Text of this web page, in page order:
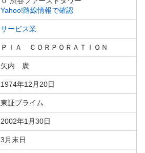
Yahoo!路線情報で確認
サービス業
ＰＩＡ ＣＯＲＰＯＲＡＴＩＯＮ
矢内 廣
1974年12月20日
東証プライム
2002年1月30日
3月末日